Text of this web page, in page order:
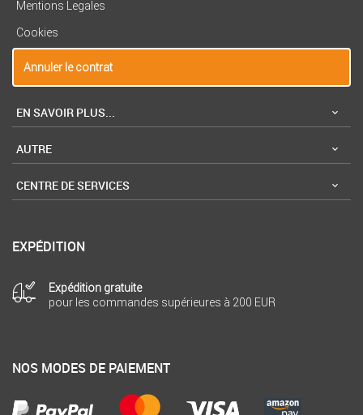
Mentions Legales
Cookies
Annuler le contrat
EN SAVOIR PLUS...
AUTRE
CENTRE DE SERVICES
EXPÉDITION
Expédition gratuite
pour les commandes supérieures à 200 EUR
NOS MODES DE PAIEMENT